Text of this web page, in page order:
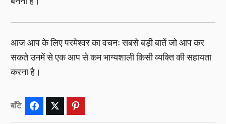
आज आप के लिए परमेश्वर का वचनः सबसे बड़ी बातें जो आप कर
सकते उनमें से एक आप से कम भाग्यशाली किसी व्यक्ति की सहायता
करना है।
बाँटे Facebook Twitter